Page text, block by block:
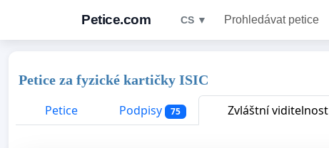
Petice.com CS ▼ Prohledávat petice
Petice za fyzické kartičky ISIC
Petice
Podpisy 75 Zvláštní viditelnost